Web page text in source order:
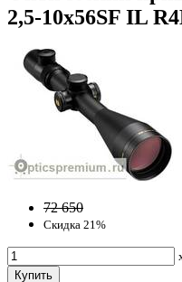
2,5-10x56SF IL
72 650
Скидка 21%